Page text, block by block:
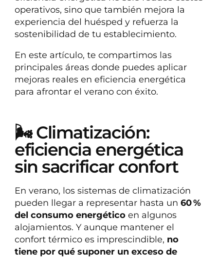
operativos, sino que también mejora la
experiencia del huésped y refuerza la
sostenibilidad de tu establecimiento.
En este artículo, te compartimos las
principales áreas donde puedes aplicar
mejoras reales en eficiencia energética
para afrontar el verano con éxito.
🌬️ Climatización:
eficiencia energética
sin sacrificar confort
En verano, los sistemas de climatización
pueden llegar a representar hasta un 60 %
del consumo energético en algunos
alojamientos. Y aunque mantener el
confort térmico es imprescindible, no
tiene por qué suponer un exceso de